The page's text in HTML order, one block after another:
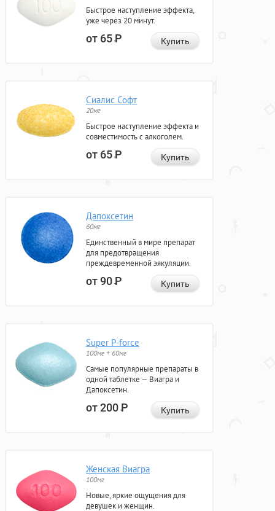
Быстрое наступление эффекта,
уже через 20 минут.
от 65Р Купить
Сиалис Софт
20мг
Быстрое наступление эффекта и
совместимость с алкоголем.
от 65Р Купить
Дапоксетин
60мг
Единственный в мире препарат
для предотвращения
преждевременной эякуляции.
от 90Р Купить
Super P-force
100мг + 60мг
Самые популярные препараты в
одной таблетке — Виагра и
Дапоксетин.
от 200Р Купить
Женская Виагра
100мг
Новые, яркие ощущения для
девушек и женщин.